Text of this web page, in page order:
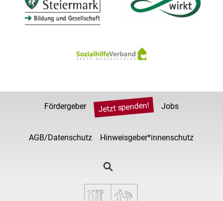
Fördergeber Jetzt spenden! Jobs
AGB/Datenschutz Hinweisgeber*innenschutz